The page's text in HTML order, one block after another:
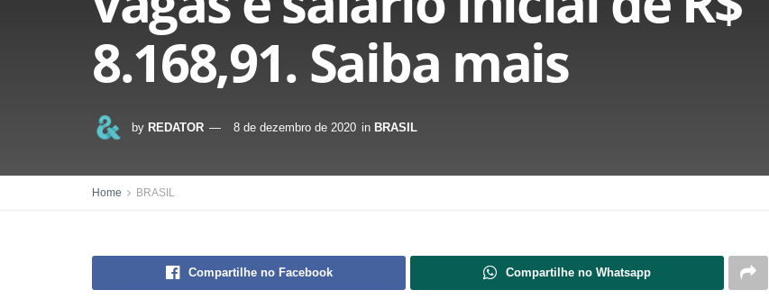
8.168,91. Saiba mais
by REDATOR 8 de dezembro de 2020 in BRASIL
Home BRASIL
Compartilhe no Facebook Compartilhe no Whatsapp